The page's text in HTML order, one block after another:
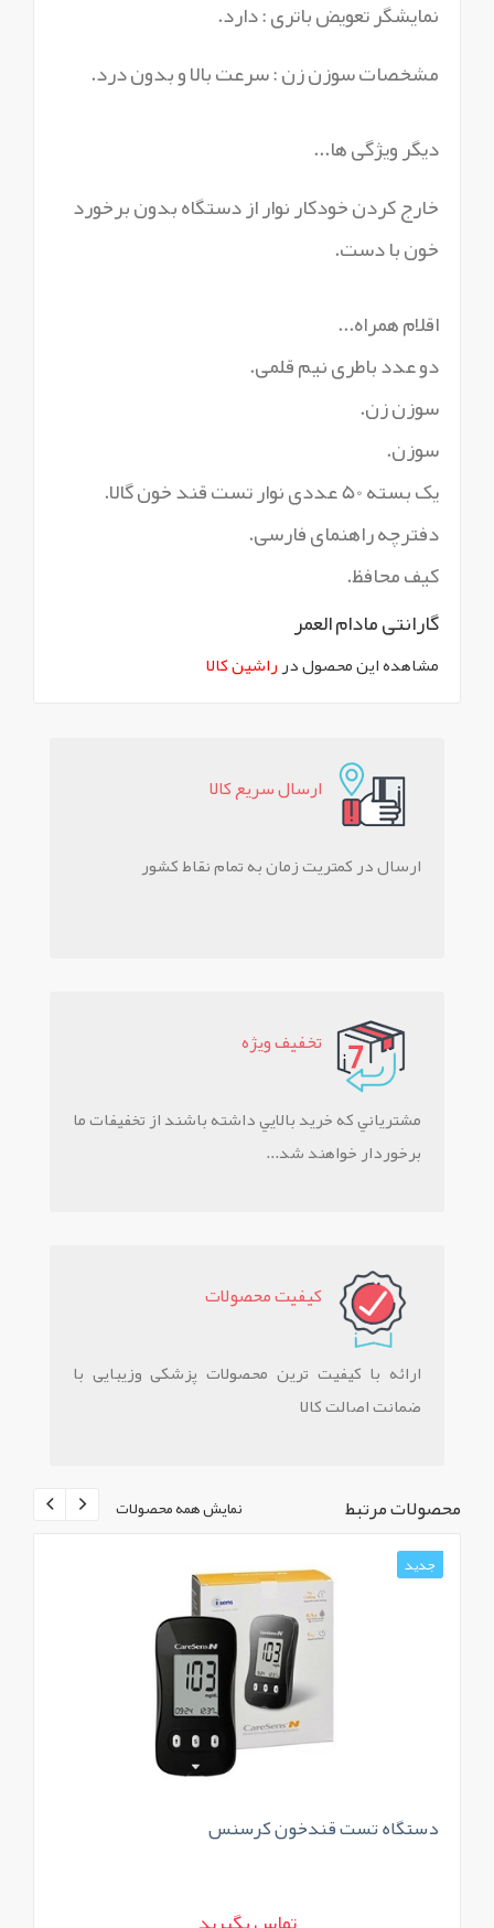
نمایشگر تعویض باتری : دارد.
مشخصات سوزن زن : سرعت بالا و بدون درد.
دیگر ویژگی ها...
خارج کردن خودکار نوار از دستگاه بدون برخورد
خون با دست.
اقلام همراه...
دو عدد باطری نیم قلمی.
سوزن زن.
سوزن.
یک بسته 50 عددی نوار تست قند خون گالا.
دفترچه راهنمای فارسی.
کیف محافظ.
گارانتی مادام العمر
مشاهده این محصول درراشین کالا
ارسال سريع کالا
ارسال در کمتریت زمان به تمام نقاط کشور
تخفيف ويژه
مشترياني که خريد بالايي داشته باشند از تخفيفات ما
برخوردار خواهند شد...
کيفيت محصولات
ارائه با کیفیت ترین محصولات پزشکی وزیبایی با
ضمانت اصالت کالا
نمایش همه محصولات محصولات مرتبط
جدید
دستگاه تست قندخون کرسنس